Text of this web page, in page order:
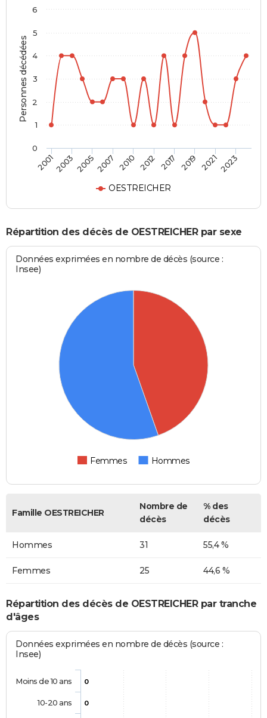
Personnes décédées
OESTREICHER
2001200320052007 2010 2012 2017 2019 20212023
0
1
2
3
4
5
6
Répartition des décès de OESTREICHER par sexe
Données exprimées en nombre de décès (source :
Insee)
Femmes Hommes
Famille OESTREICHER
Nombre de
décès
% des
décès
Hommes 31 55,4 %
Femmes 25 44,6 %
Répartition des décès de OESTREICHER par tranche
d'âges
Données exprimées en nombre de décès (source :
Insee)
0
0
Moins de 10 ans
10-20 ans